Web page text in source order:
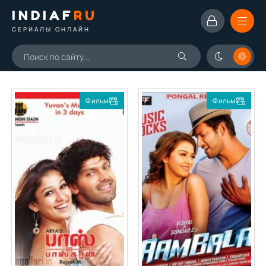
INDIAFRU
СЕРИАЛЫ ОНЛАЙН
Фильм Фильм